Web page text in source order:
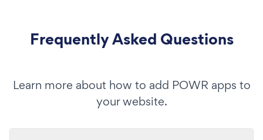
Frequently Asked Questions
Learn more about how to add POWR apps to
your website.